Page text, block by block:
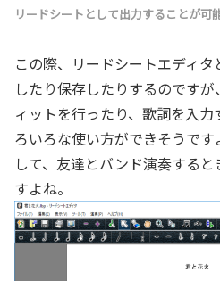
リードシートとして出力することが可
この際、リードシートエディ
したり保存したりするのです
ィットを行ったり、歌詞を入
ろいろな使い方ができそうで
して、友達とバンド演奏する
すよね。